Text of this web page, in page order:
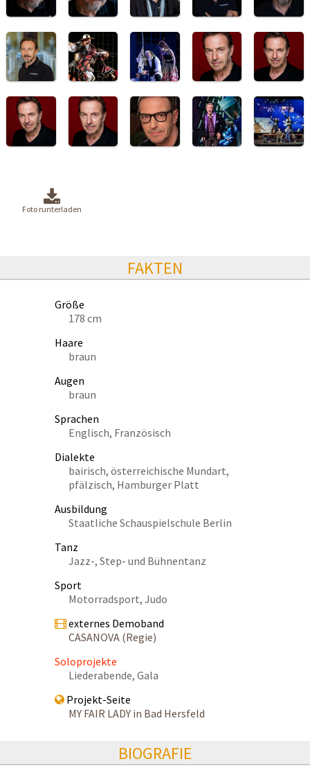
Foto runterladen
FAKTEN
Größe
178 cm
Haare
braun
Augen
braun
Sprachen
Englisch, Französisch
Dialekte
bairisch, österreichische Mundart,
pfälzisch, Hamburger Platt
Ausbildung
Staatliche Schauspielschule Berlin
Tanz
Jazz-, Step- und Bühnentanz
Sport
Motorradsport, Judo
externes Demoband
CASANOVA (Regie)
Soloprojekte
Liederabende, Gala
Projekt-Seite
MY FAIR LADY in Bad Hersfeld
BIOGRAFIE